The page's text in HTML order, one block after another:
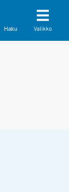
Haku Valikko